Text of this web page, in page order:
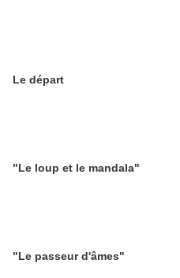
Le départ
"Le loup et le mandala"
"Le passeur d'âmes"